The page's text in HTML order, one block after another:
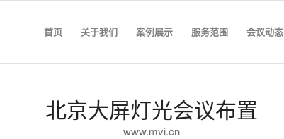
首页 关于我们 案例展示 服务范围 会议动态
北京大屏灯光会议布置
www.mvi.cn